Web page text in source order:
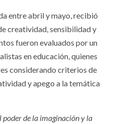
entre abril y mayo, recibió
creatividad, sensibilidad y
fueron evaluados por un
en educación, quienes
considerando criterios de
y apego a la temática
poder de la imaginación y la